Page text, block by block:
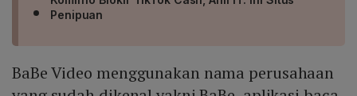
Penipuan
BaBe Video menggunakan nama perusahaan